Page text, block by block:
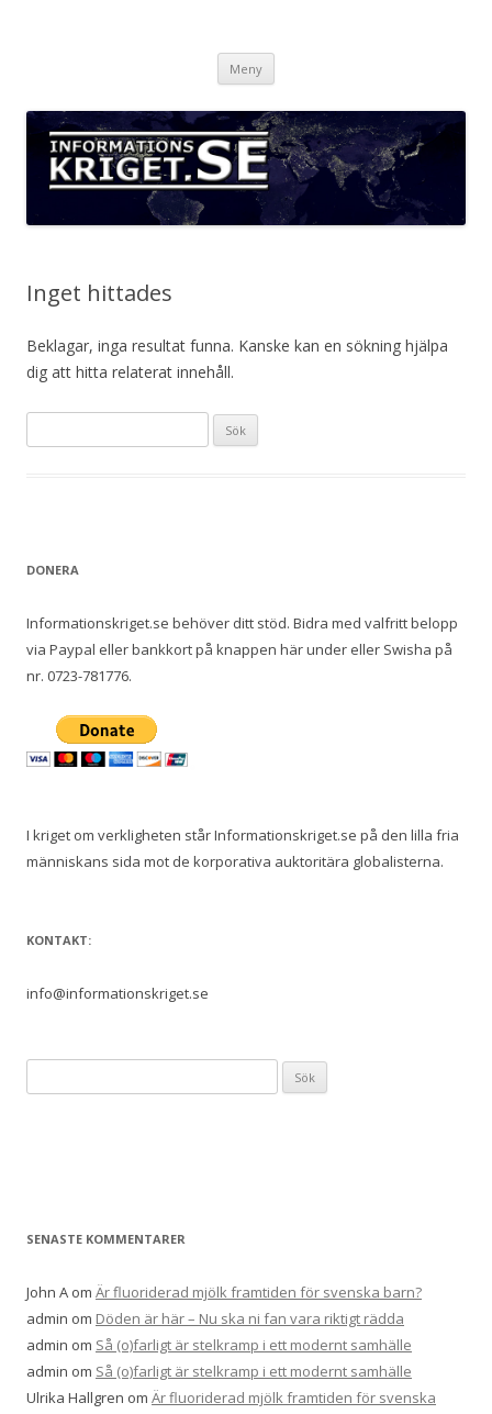
Meny
Inget hittades
Beklagar, inga resultat funna. Kanske kan en sökning hjälpa
dig att hitta relaterat innehåll.
efter:
DONERA
Informationskriget.se behöver ditt stöd. Bidra med valfritt belopp
via Paypal eller bankkort på knappen här under eller Swisha på
nr. 0723-781776.
I kriget om verkligheten står Informationskriget.se på den lilla fria
människans sida mot de korporativa auktoritära globalisterna.
KONTAKT:
info@informationskriget.se
efter:
SENASTE KOMMENTARER
John A om Är fluoriderad mjölk framtiden för svenska barn?
admin om Döden är här – Nu ska ni fan vara riktigt rädda
admin om Så (o)farligt är stelkramp i ett modernt samhälle
admin om Så (o)farligt är stelkramp i ett modernt samhälle
Ulrika Hallgren om Är fluoriderad mjölk framtiden för svenska